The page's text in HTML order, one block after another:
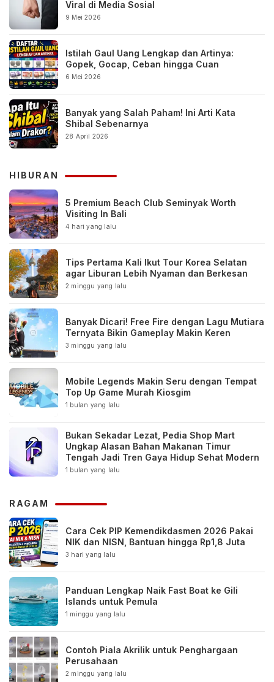
Viral di Media Sosial
9 Mei 2026
Istilah Gaul Uang Lengkap dan Artinya:
Gopek, Gocap, Ceban hingga Cuan
6 Mei 2026
Banyak yang Salah Paham! Ini Arti Kata
Shibal Sebenarnya
28 April 2026
HIBURAN
5 Premium Beach Club Seminyak Worth
Visiting In Bali
4 hari yang lalu
Tips Pertama Kali Ikut Tour Korea Selatan
agar Liburan Lebih Nyaman dan Berkesan
2 minggu yang lalu
Banyak Dicari! Free Fire dengan Lagu Mutiara
Ternyata Bikin Gameplay Makin Keren
3 minggu yang lalu
Mobile Legends Makin Seru dengan Tempat
Top Up Game Murah Kiosgim
1 bulan yang lalu
Bukan Sekadar Lezat, Pedia Shop Mart
Ungkap Alasan Bahan Makanan Timur
Tengah Jadi Tren Gaya Hidup Sehat Modern
1 bulan yang lalu
RAGAM
Cara Cek PIP Kemendikdasmen 2026 Pakai
NIK dan NISN, Bantuan hingga Rp1,8 Juta
3 hari yang lalu
Panduan Lengkap Naik Fast Boat ke Gili
Islands untuk Pemula
1 minggu yang lalu
Contoh Piala Akrilik untuk Penghargaan
Perusahaan
2 minggu yang lalu